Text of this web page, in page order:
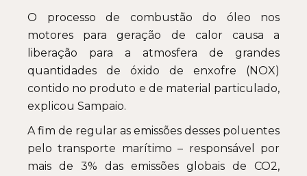
O processo de combustão do óleo nos
motores para geração de calor causa a
liberação para a atmosfera de grandes
quantidades de óxido de enxofre (NOX)
contido no produto e de material particulado,
explicou Sampaio.
A fim de regular as emissões desses poluentes
pelo transporte marítimo – responsável por
mais de 3% das emissões globais de CO2,